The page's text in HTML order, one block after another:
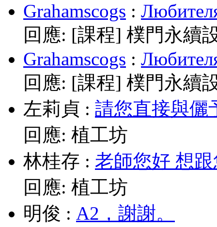
Grahamscogs :
回應: [課程] 樸門永續
Grahamscogs :
回應: [課程] 樸門永續
左莉貞 : 請您直接與儷
回應: 植工坊
林桂存 : 老師您好 想
回應: 植工坊
明俊 : A2，謝謝。